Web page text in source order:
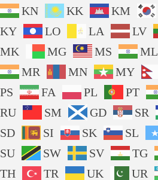
KN
KK KM
KY
LO LA LV
MK
MG MS ML
MR
MN MY
PS
FA PL PT
RU
SM GD SR
SD
SI SK SL
SU
SW SV TG
TH
TR UK UR